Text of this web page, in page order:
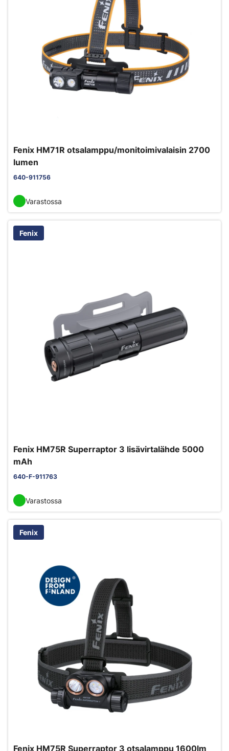
Fenix HM71R otsalamppu/monitoimivalaisin 2700
lumen
640-911756
Varastossa
Fenix
Fenix HM75R Superraptor 3 lisävirtalähde 5000
mAh
640-F-911763
Varastossa
Fenix
Fenix HM75R Superraptor 3 otsalamppu 1600lm